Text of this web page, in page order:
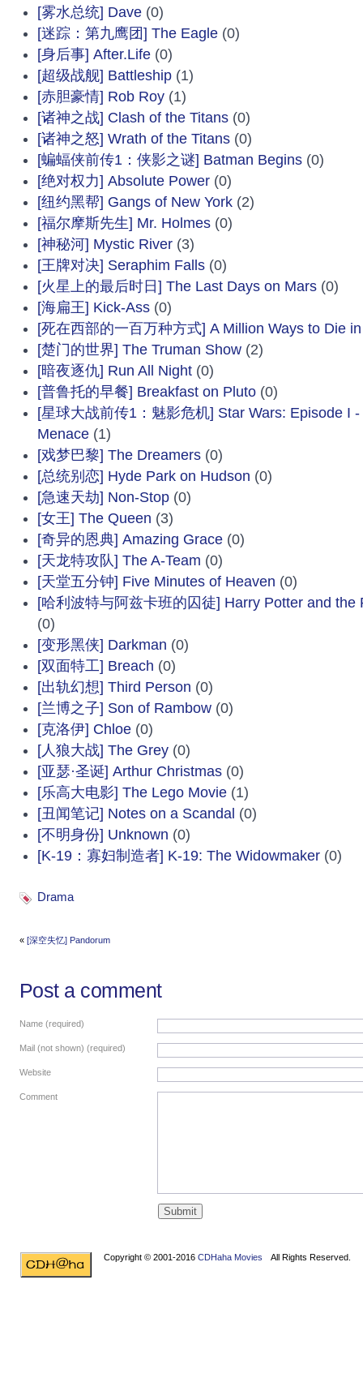
[雾水总统] Dave (0)
[迷踪：第九鹰团] The Eagle (0)
[身后事] After.Life (0)
[超级战舰] Battleship (1)
[赤胆豪情] Rob Roy (1)
[诸神之战] Clash of the Titans (0)
[诸神之怒] Wrath of the Titans (0)
[蝙蝠侠前传1：侠影之谜] Batman Begins (0)
[绝对权力] Absolute Power (0)
[纽约黑帮] Gangs of New York (2)
[福尔摩斯先生] Mr. Holmes (0)
[神秘河] Mystic River (3)
[王牌对决] Seraphim Falls (0)
[火星上的最后时日] The Last Days on Mars (0)
[海扁王] Kick-Ass (0)
[死在西部的一百万种方式] A Million Ways to Die
[楚门的世界] The Truman Show (2)
[暗夜逐仇] Run All Night (0)
[普鲁托的早餐] Breakfast on Pluto (0)
[星球大战前传1：魅影危机] Star Wars: Episode I
Menace (1)
[戏梦巴黎] The Dreamers (0)
[总统别恋] Hyde Park on Hudson (0)
[急速天劫] Non-Stop (0)
[女王] The Queen (3)
[奇异的恩典] Amazing Grace (0)
[天龙特攻队] The A-Team (0)
[天堂五分钟] Five Minutes of Heaven (0)
[哈利波特与阿兹卡班的囚徒] Harry Potter and the
(0)
[变形黑侠] Darkman (0)
[双面特工] Breach (0)
[出轨幻想] Third Person (0)
[兰博之子] Son of Rambow (0)
[克洛伊] Chloe (0)
[人狼大战] The Grey (0)
[亚瑟·圣诞] Arthur Christmas (0)
[乐高大电影] The Lego Movie (1)
[丑闻笔记] Notes on a Scandal (0)
[不明身份] Unknown (0)
[K-19：寡妇制造者] K-19: The Widowmaker (0)
Drama
« [深空失忆] Pandorum
Post a comment
Name (required)
Mail (not shown) (required)
Website
Comment
Copyright © 2001-2016 CDHaha Movies All Rights Reserved.